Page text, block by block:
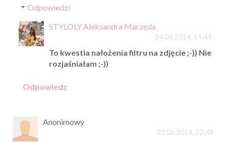
Odpowiedzi
STYLOLY Aleksandra Marzęda
24.06.2014, 14:44
To kwestia nałożenia filtru na zdjęcie ;-)) Nie
rozjaśniałam ;-))
Odpowiedz
Anonimowy
22.06.2014, 22:49